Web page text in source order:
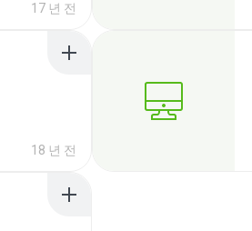
17 년 전
18 년 전